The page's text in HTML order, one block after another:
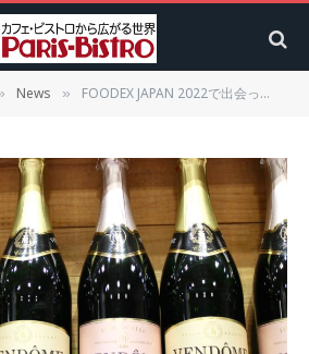
News » FOODEX JAPAN 2022で出会った本当に美味しいものたち